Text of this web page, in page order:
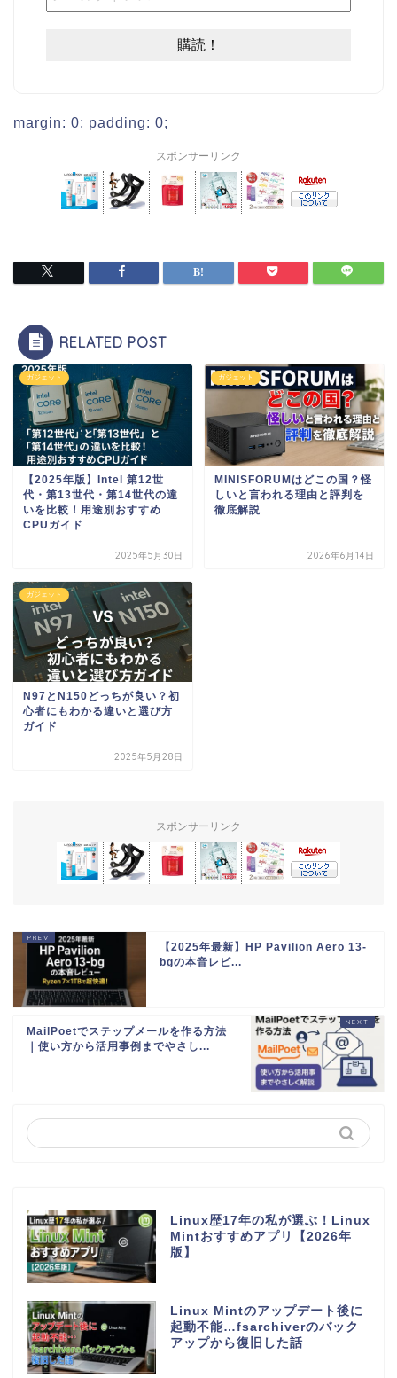
margin: 0; padding: 0;
スポンサーリンク
RELATED POST
ガジェット
【2025年版】Intel 第12世
代・第13世代・第14世代の違
いを比較！用途別おすすめ
CPUガイド
2025年5月30日
ガジェット
MINISFORUMはどこの国？怪
しいと言われる理由と評判を
徹底解説
2026年6月14日
ガジェット
N97とN150どっちが良い？初
心者にもわかる違いと選び方
ガイド
2025年5月28日
スポンサーリンク
【2025年最新】HP Pavilion Aero 13-
bgの本音レビ...
MailPoetでステップメールを作る方法
｜使い方から活用事例までやさし...
Linux歴17年の私が選ぶ！Linux
Mintおすすめアプリ【2026年
版】
Linux Mintのアップデート後に
起動不能…fsarchiverのバック
アップから復旧した話